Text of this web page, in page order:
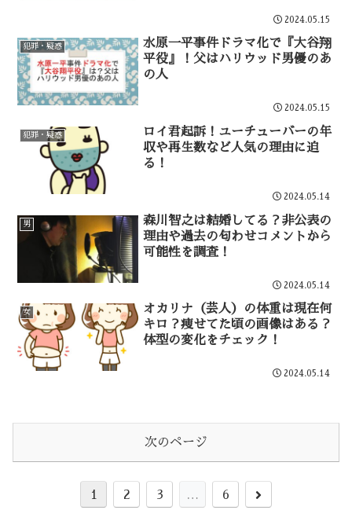
2024.05.15
犯罪・疑惑
水原一平事件ドラマ化で『大谷翔
平役』！父はハリウッド男優のあ
の人
2024.05.15
犯罪・疑惑
ロイ君起訴！ユーチューバーの年
収や再生数など人気の理由に迫
る！
2024.05.14
男
森川智之は結婚してる？非公表の
理由や過去の匂わせコメントから
可能性を調査！
2024.05.14
女
オカリナ（芸人）の体重は現在何
キロ？痩せてた頃の画像はある？
体型の変化をチェック！
2024.05.14
次のページ
1 2 3 … 6 次